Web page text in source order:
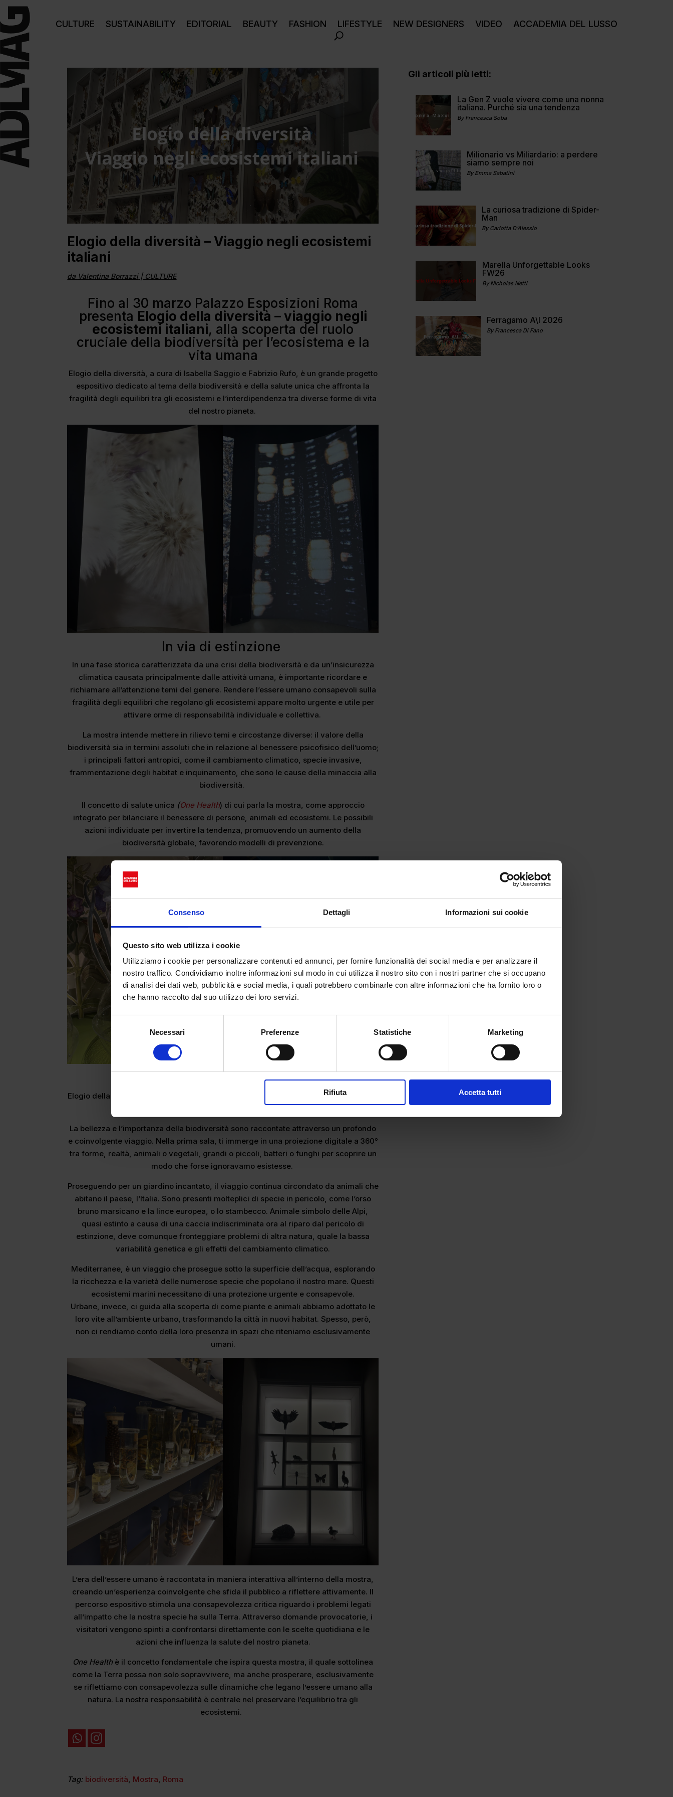
Consenso Dettagli Informazioni sui cookie
Questo sito web utilizza i cookie
Utilizziamo i cookie per personalizzare contenuti ed annunci, per fornire funzionalità dei social media e per analizzare il
nostro traffico. Condividiamo inoltre informazioni sul modo in cui utilizza il nostro sito con i nostri partner che si occupano
di analisi dei dati web, pubblicità e social media, i quali potrebbero combinarle con altre informazioni che ha fornito loro o
che hanno raccolto dal suo utilizzo dei loro servizi.
Necessari Preferenze Statistiche Marketing
Rifiuta Accetta tutti
CULTURE SUSTAINABILITY EDITORIAL BEAUTY FASHION LIFESTYLE NEW DESIGNERS VIDEO ACCADEMIA DEL LUSSO
Elogio della diversità – Viaggio negli ecosistemi
italiani
da Valentina Borrazzi| CULTURE
Fino al 30 marzo Palazzo Esposizioni Roma
presenta Elogio della diversità – viaggio negli
ecosistemi italiani, alla scoperta del ruolo
cruciale della biodiversità per l’ecosistema e la
vita umana
Elogio della diversità, a cura di Isabella Saggio e Fabrizio Rufo, è un grande progetto
espositivo dedicato al tema della biodiversità e della salute unica che affronta la
fragilità degli equilibri tra gli ecosistemi e l’interdipendenza tra diverse forme di vita
del nostro pianeta.
In via di estinzione
In una fase storica caratterizzata da una crisi della biodiversità e da un’insicurezza
climatica causata principalmente dalle attività umana, è importante ricordare e
richiamare all’attenzione temi del genere. Rendere l’essere umano consapevoli sulla
fragilità degli equilibri che regolano gli ecosistemi appare molto urgente e utile per
attivare orme di responsabilità individuale e collettiva.
La mostra intende mettere in rilievo temi e circostanze diverse: il valore della
biodiversità sia in termini assoluti che in relazione al benessere psicofisico dell’uomo;
i principali fattori antropici, come il cambiamento climatico, specie invasive,
frammentazione degli habitat e inquinamento, che sono le cause della minaccia alla
biodiversità.
Il concetto di salute unica (One Health) di cui parla la mostra, come approccio
integrato per bilanciare il benessere di persone, animali ed ecosistemi. Le possibili
azioni individuate per invertire la tendenza, promuovendo un aumento della
biodiversità globale, favorendo modelli di prevenzione.
Viaggio esperienziale
Elogio della diversità è un’esperienza che ti immerge completamente nelle differenze
che popolano il nostro Paese.
La bellezza e l’importanza della biodiversità sono raccontate attraverso un profondo
e coinvolgente viaggio. Nella prima sala, ti immerge in una proiezione digitale a 360°
tra forme, realtà, animali o vegetali, grandi o piccoli, batteri o funghi per scoprire un
modo che forse ignoravamo esistesse.
Proseguendo per un giardino incantato, il viaggio continua circondato da animali che
abitano il paese, l’Italia. Sono presenti molteplici di specie in pericolo, come l’orso
bruno marsicano e la lince europea, o lo stambecco. Animale simbolo delle Alpi,
quasi estinto a causa di una caccia indiscriminata ora al riparo dal pericolo di
estinzione, deve comunque fronteggiare problemi di altra natura, quale la bassa
variabilità genetica e gli effetti del cambiamento climatico.
Mediterranee, è un viaggio che prosegue sotto la superficie dell’acqua, esplorando
la ricchezza e la varietà delle numerose specie che popolano il nostro mare. Questi
ecosistemi marini necessitano di una protezione urgente e consapevole.
Urbane, invece, ci guida alla scoperta di come piante e animali abbiamo adottato le
loro vite all’ambiente urbano, trasformando la città in nuovi habitat. Spesso, però,
non ci rendiamo conto della loro presenza in spazi che riteniamo esclusivamente
umani.
L’era dell’essere umano è raccontata in maniera interattiva all’interno della mostra,
creando un’esperienza coinvolgente che sfida il pubblico a riflettere attivamente. Il
percorso espositivo stimola una consapevolezza critica riguardo i problemi legati
all’impatto che la nostra specie ha sulla Terra. Attraverso domande provocatorie, i
visitatori vengono spinti a confrontarsi direttamente con le scelte quotidiana e le
azioni che influenza la salute del nostro pianeta.
One Health è il concetto fondamentale che ispira questa mostra, il quale sottolinea
come la Terra possa non solo sopravvivere, ma anche prosperare, esclusivamente
se riflettiamo con consapevolezza sulle dinamiche che legano l’essere umano alla
natura. La nostra responsabilità è centrale nel preservare l’equilibrio tra gli
ecosistemi.
Tag: biodiversità Mostra Roma
Gli articoli più letti:
La Gen Z vuole vivere come una nonna
italiana. Purché sia una tendenza
By Francesca Soba
Milionario vs Miliardario: a perdere
siamo sempre noi
By Emma Sabatini
La curiosa tradizione di Spider-
Man
By Carlotta D'Alessio
Marella Unforgettable Looks
FW26
By Nicholas Netti
Ferragamo A\I 2026
By Francesca Di Fano